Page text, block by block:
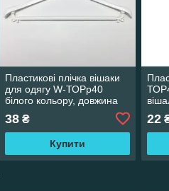
Пластикові плічка вішаки
для одягу W-ТОРр40
білого кольору, довжина
38₴
Купити
22